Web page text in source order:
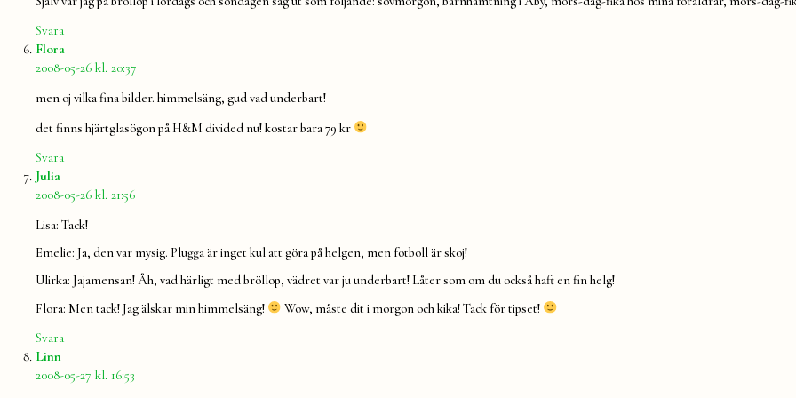
Svara
Flora
2008-05-26 kl. 20:37
men oj vilka fina bilder. himmelsäng, gud vad underbart!
det finns hjärtglasögon på H&M divided nu! kostar bara 79 kr
Svara
Julia
2008-05-26 kl. 21:56
Lisa: Tack!
Emelie: Ja, den var mysig. Plugga är inget kul att göra på helgen, men fotboll är skoj!
Ulirka: Jajamensan! Åh, vad härligt med bröllop, vädret var ju underbart! Låter som om du också haft en fin helg!
Flora: Men tack! Jag älskar min himmelsäng!
Wow, måste dit i morgon och kika! Tack för tipset!
Svara
Linn
2008-05-27 kl. 16:53